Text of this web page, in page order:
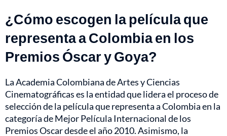
¿Cómo escogen la película que
representa a Colombia en los
Premios Óscar y Goya?
La Academia Colombiana de Artes y Ciencias
Cinematográficas es la entidad que lidera el proceso de
selección de la película que representa a Colombia en la
categoría de Mejor Película Internacional de los
Premios Oscar desde el año 2010. Asimismo, la